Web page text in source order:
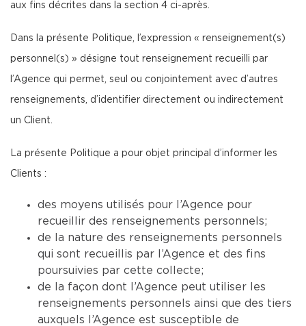
aux fins décrites dans la section 4 ci-après.
Dans la présente Politique, l’expression « renseignement(s)
personnel(s) » désigne tout renseignement recueilli par
l’Agence qui permet, seul ou conjointement avec d’autres
renseignements, d’identifier directement ou indirectement
un Client.
La présente Politique a pour objet principal d’informer les
Clients :
des moyens utilisés pour l’Agence pour
recueillir des renseignements personnels;
de la nature des renseignements personnels
qui sont recueillis par l’Agence et des fins
poursuivies par cette collecte;
de la façon dont l’Agence peut utiliser les
renseignements personnels ainsi que des tiers
auxquels l’Agence est susceptible de